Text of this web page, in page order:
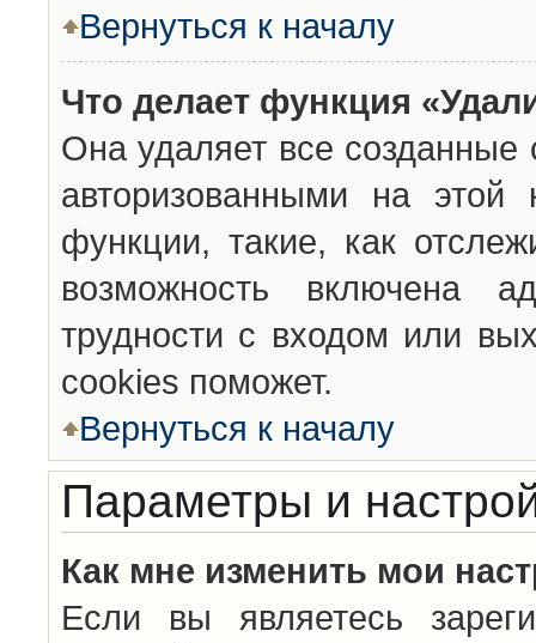
Вернуться к началу
Что делает функция
Она удаляет все созданные
авторизованными на
функции, такие, как
возможность включена
трудности с входом или
cookies поможет.
Вернуться к началу
Параметры и
Как мне изменить мои
Если вы являетесь